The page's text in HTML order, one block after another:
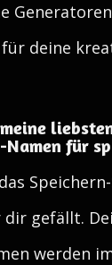
deine
Namen für
dir gefällt.
werden